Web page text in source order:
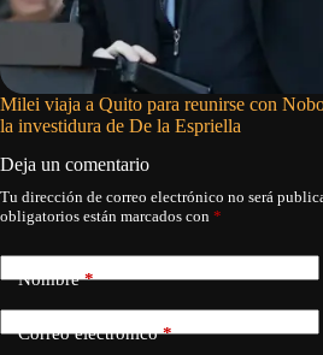
Milei viaja a Quito para reunirse con
la investidura de De la Espriella
Deja un comentario
Tu dirección de correo electrónico no será
obligatorios están marcados con *
Nombre*
Correo electrónico*